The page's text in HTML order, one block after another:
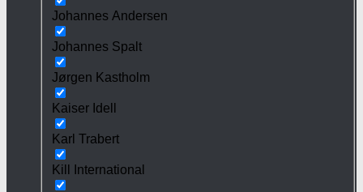
Johannes Andersen
Johannes Spalt
Jørgen Kastholm
Kaiser Idell
Karl Trabert
Kill International